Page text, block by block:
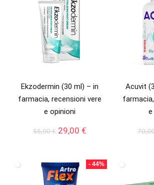
Ekzodermin (30 ml) – in
farmacia, recensioni vere
e opinioni
55,00€ Il
era:
55,00 €.
29,00 €Il
è:
29,00 €.
Acuvit
e
- 44%